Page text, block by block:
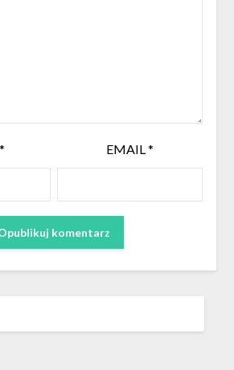
* EMAIL*